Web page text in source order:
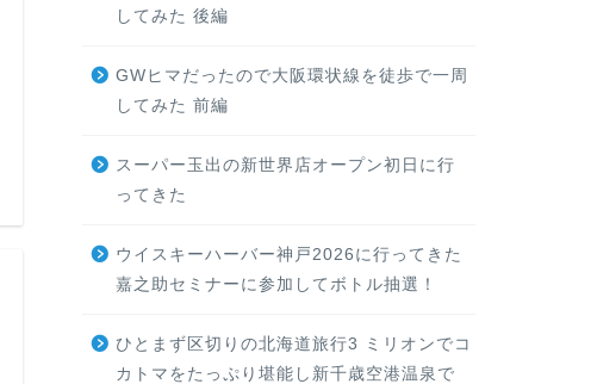
してみた 後編
GWヒマだったので大阪環状線を徒歩で一周
してみた 前編
スーパー玉出の新世界店オープン初日に行
ってきた
ウイスキーハーバー神戸2026に行ってきた
嘉之助セミナーに参加してボトル抽選！
ひとまず区切りの北海道旅行3 ミリオンでコ
カトマをたっぷり堪能し新千歳空港温泉で